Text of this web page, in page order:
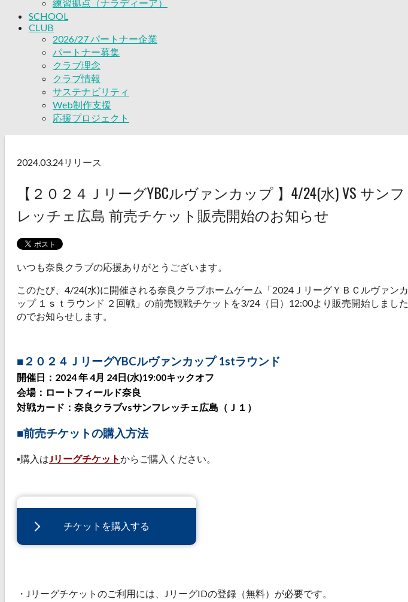
練習拠点（ナラディーア）
SCHOOL
CLUB
2026/27 パートナー企業
パートナー募集
クラブ理念
クラブ情報
サステナビリティ
Web制作支援
応援プロジェクト
2024.03.24リリース
【２０２４ＪリーグYBCルヴァンカップ 】4/24(水) VS サンフ
レッチェ広島 前売チケット販売開始のお知らせ
いつも奈良クラブの応援ありがとうございます。
このたび、4/24(水)に開催される奈良クラブホームゲーム「2024ＪリーグＹＢＣルヴァンカ
ップ １ｓｔラウンド ２回戦」の前売観戦チケットを3/24（日）12:00より販売開始しました
のでお知らせします。
■２０２４ＪリーグYBCルヴァンカップ 1stラウンド
開催日：2024 年 4月 24日(水)19:00キックオフ
会場：ロートフィールド奈良
対戦カード：奈良クラブvsサンフレッチェ広島（Ｊ１）
■前売チケットの購入方法
▪️購入はJリーグチケットからご購入ください。
チケットを購入する
・Jリーグチケットのご利⽤には、JリーグIDの登録（無料）が必要です。